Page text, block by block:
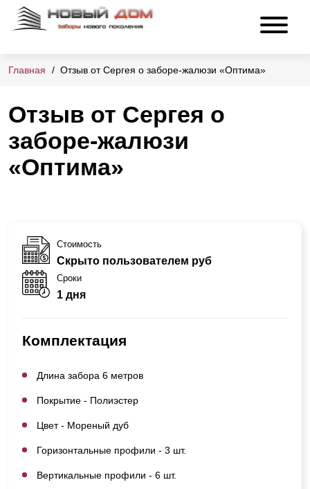
Главная Отзыв от Сергея о заборе-жалюзи «Оптима»
Отзыв от Сергея о
заборе-жалюзи
«Оптима»
Стоимость
Скрыто пользователем руб
Сроки
1 дня
Комплектация
Длина забора 6 метров
Покрытие - Полиэстер
Цвет - Мореный дуб
Горизонтальные профили - 3 шт.
Вертикальные профили - 6 шт.